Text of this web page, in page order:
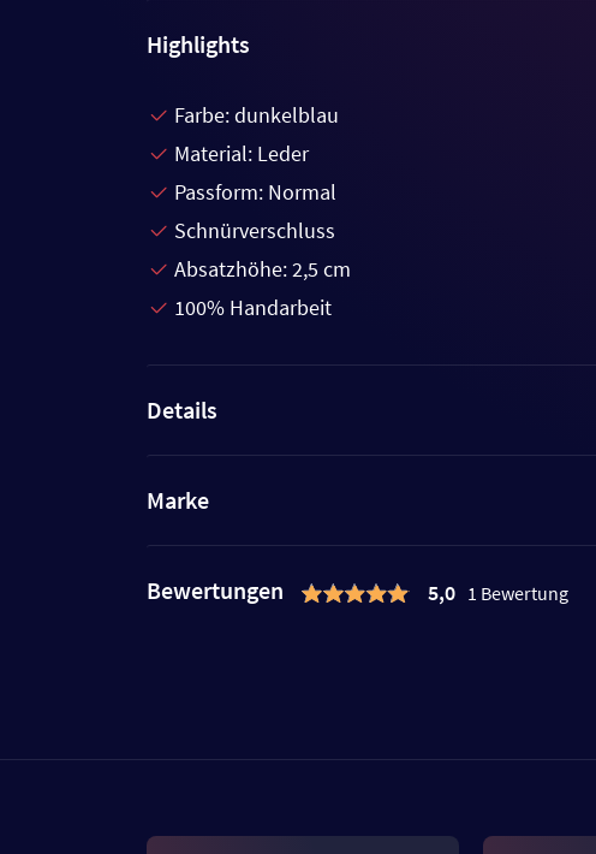
Highlights
Farbe: dunkelblau
Material: Leder
Passform: Normal
Schnürverschluss
Absatzhöhe: 2,5 cm
100% Handarbeit
Details
Marke
Bewertungen 5,0 1 Bewertung